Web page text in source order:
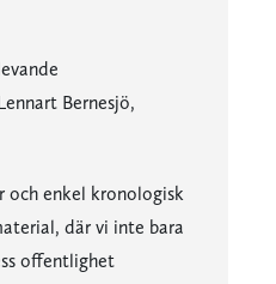
Bernesjö,
och enkel kronologisk
där vi inte bara
offentlighet